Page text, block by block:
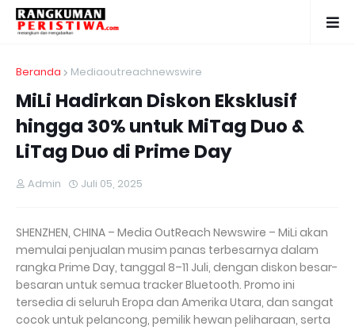
Beranda Mediaoutreachnewswire
MiLi Hadirkan Diskon Eksklusif
hingga 30% untuk MiTag Duo &
LiTag Duo di Prime Day
Admin Juli 05, 2025
SHENZHEN, CHINA – Media OutReach Newswire – MiLi akan
memulai penjualan musim panas terbesarnya dalam
rangka Prime Day, tanggal 8–11 Juli, dengan diskon besar-
besaran untuk semua tracker Bluetooth. Promo ini
tersedia di seluruh Eropa dan Amerika Utara, dan sangat
cocok untuk pelancong, pemilik hewan peliharaan, serta